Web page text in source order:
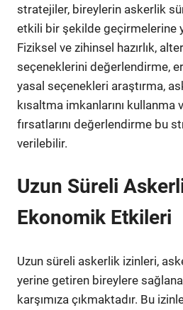
stratejiler, bireylerin askerlik
etkili bir şekilde geçirmelerine
Fiziksel ve zihinsel hazırlık,
seçeneklerini değerlendirme,
yasal seçenekleri araştırma,
kısaltma imkanlarını
fırsatlarını değerlendirme bu
verilebilir.
Uzun Süreli
Ekonomik Etkileri
Uzun süreli askerlik izinleri,
yerine getiren bireylere
karşımıza çıkmaktadır. Bu